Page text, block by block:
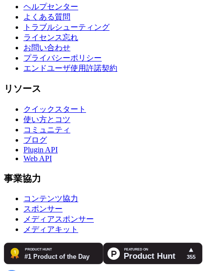
ヘルプセンター
よくある質問
トラブルシューティング
ライセンス忘れ
お問い合わせ
プライバシーポリシー
エンドユーザ使用許諾契約
リソース
クイックスタート
使い方とコツ
コミュニティ
ブログ
Plugin API
Web API
事業協力
コンテンツ協力
スポンサー
メディアスポンサー
メディアキット